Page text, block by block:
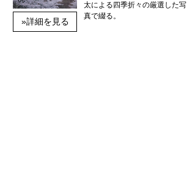
»詳細を見る
太による四季折々の厳選した写
真で綴る。